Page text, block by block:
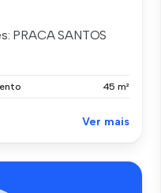
PRACA SANTOS
45 m²
Ver mais